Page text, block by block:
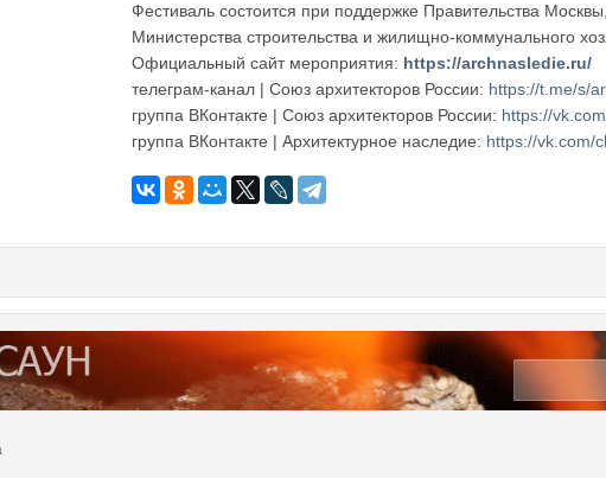
Фестиваль состоится при поддержке Правительства
Министерства строительства и жилищно-коммунального
Официальный сайт мероприятия: https://archnasledie.ru/
телеграм-канал | Союз архитекторов России: https://t.me/s/
группа ВКонтакте | Союз архитекторов России: https://
группа ВКонтакте | Архитектурное наследие: https://vk.com/